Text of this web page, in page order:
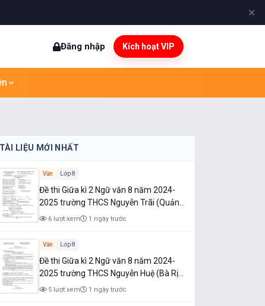
✕
Đăng nhập Kích hoạt VIP
TÀI LIỆU MỚI NHẤT
Văn Lớp 8
Đề thi Giữa kì 2 Ngữ văn 8 năm 2024-
2025 trường THCS Nguyễn Trãi (Quảng
Nam)
6 lượt xem 1 ngày trước
Văn Lớp 8
Đề thi Giữa kì 2 Ngữ văn 8 năm 2024-
2025 trường THCS Nguyễn Huệ (Bà Rịa
- Vũng Tàu)
5 lượt xem 1 ngày trước